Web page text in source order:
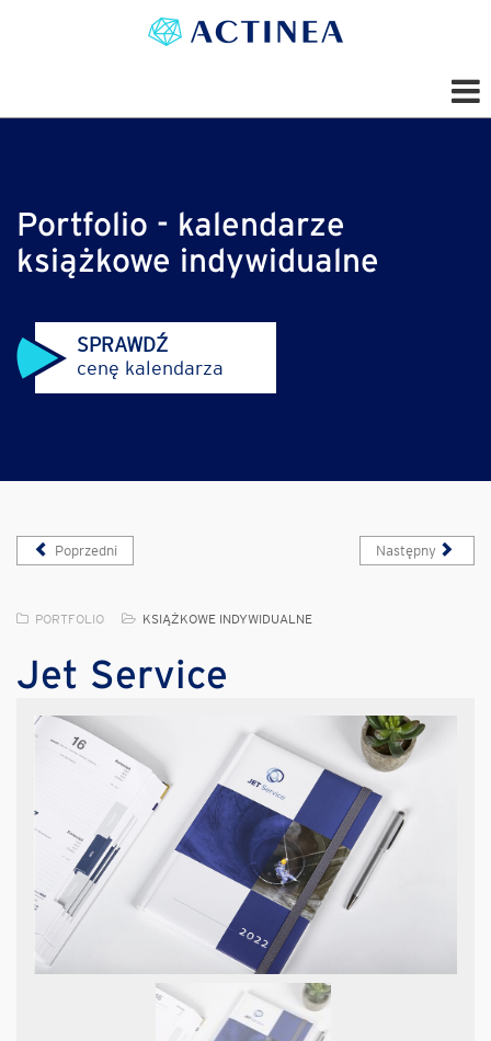
Portfolio - kalendarze
książkowe indywidualne
SPRAWDŹ
cenę kalendarza
Poprzedni Następny
PORTFOLIO KSIĄŻKOWE INDYWIDUALNE
Jet Service